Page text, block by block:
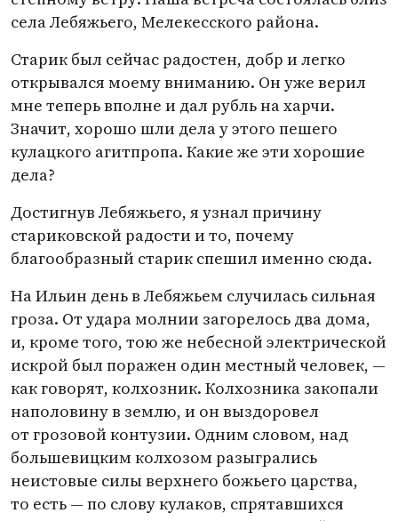
села Лебяжьего, Мелекесского района.
Старик был сейчас радостен, добр и легко
открывался моему вниманию. Он уже верил
мне теперь вполне и дал рубль на харчи.
Значит, хорошо шли дела у этого пешего
кулацкого агитпропа. Какие же эти хорошие
дела?
Достигнув Лебяжьего, я узнал причину
стариковской радости и то, почему
благообразный старик спешил именно сюда.
На Ильин день в Лебяжьем случилась сильная
гроза. От удара молнии загорелось два дома,
и, кроме того, тою же небесной электрической
искрой был поражен один местный человек, —
как говорят, колхозник. Колхозника закопали
наполовину в землю, и он выздоровел
от грозовой контузии. Одним словом, над
большевицким колхозом разыгрались
неистовые силы верхнего божьего царства,
то есть — по слову кулаков, спрятавшихся